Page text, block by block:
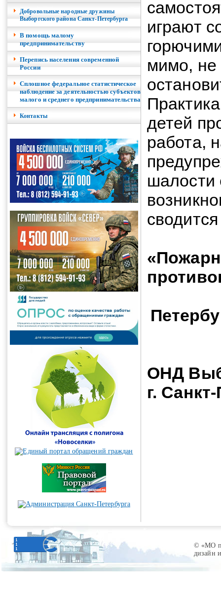
Добровольные народные дружины
Выборгского района Санкт-Петербурга
В помощь малому
предпринимательству
Перепись населения современной
России
Сплошное федеральное статистическое
наблюдение за деятельностью субъектов
малого и среднего предпринимательства
Контакты
играют
мимо, не
детей
работа,
шалости
ОНД
г.
© «МО
дизайн